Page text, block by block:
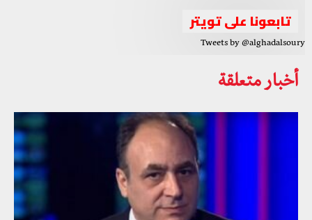
تابعونا على تويتر
Tweets by @alghadalsoury
أخبار متعلقة